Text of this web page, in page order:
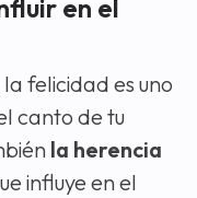
en el
felicidad es uno
canto de tu
la herencia
influye en el